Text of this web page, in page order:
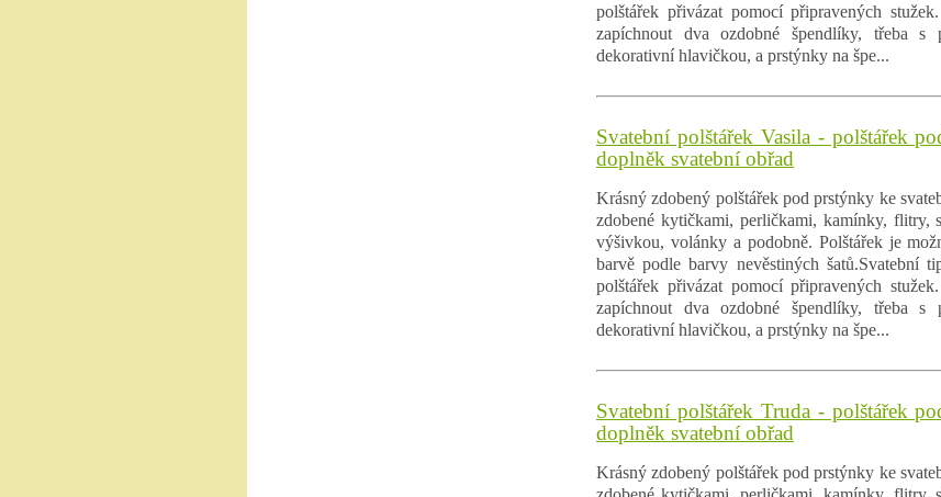
polštářek přivázat pomocí připravených
zapíchnout dva ozdobné špendlíky, třeba s
dekorativní hlavičkou, a prstýnky na špe...
Svatební polštářek Vasila - polštářek
doplněk svatební obřad
Krásný zdobený polštářek pod prstýnky ke
zdobené kytičkami, perličkami, kamínky, flitry,
výšivkou, volánky a podobně. Polštářek je
barvě podle barvy nevěstiných šatů.Svatební
polštářek přivázat pomocí připravených
zapíchnout dva ozdobné špendlíky, třeba s
dekorativní hlavičkou, a prstýnky na špe...
Svatební polštářek Truda - polštářek
doplněk svatební obřad
Krásný zdobený polštářek pod prstýnky ke